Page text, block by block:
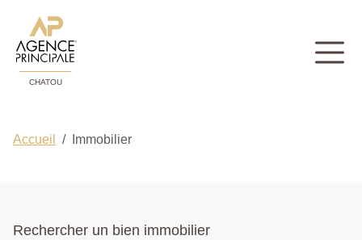
CHATOU
Accueil Immobilier
Rechercher un bien immobilier